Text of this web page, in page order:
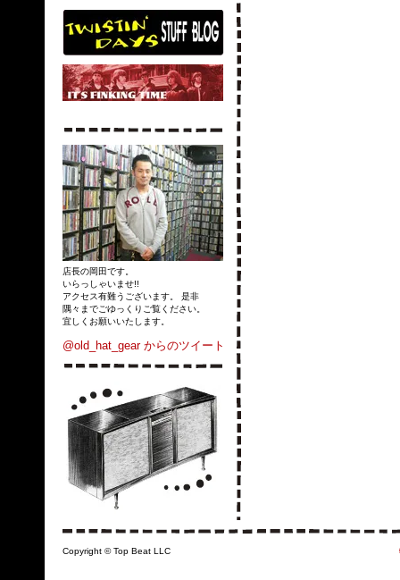
店長の岡田です。
いらっしゃいませ!!
アクセス有難うございます。 是非
隅々までごゆっくりご覧ください。
宜しくお願いいたします。
@old_hat_gear からのツイート
Copyright © Top Beat LLC